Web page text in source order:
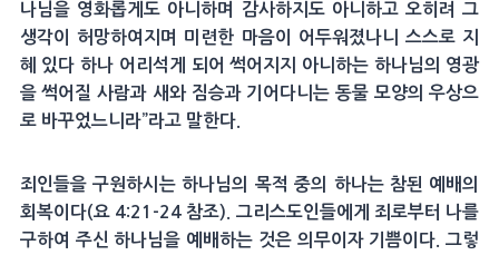
나님을 영화롭게도 아니하며 감사하지도 아니하고 오히려 그
생각이 허망하여지며 미련한 마음이 어두워졌나니 스스로 지
혜 있다 하나 어리석게 되어 썩어지지 아니하는 하나님의 영광
을 썩어질 사람과 새와 짐승과 기어다니는 동물 모양의 우상으
로 바꾸었느니라”라고 말한다.
죄인들을 구원하시는 하나님의 목적 중의 하나는 참된 예배의
회복이다(요 4:21-24 참조). 그리스도인들에게 죄로부터 나를
구하여 주신 하나님을 예배하는 것은 의무이자 기쁨이다. 그렇